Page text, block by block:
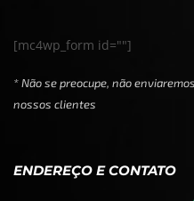
[mc4wp_form id=""]
* Não se preocupe, não
nossos clientes
ENDEREÇO E CONTATO